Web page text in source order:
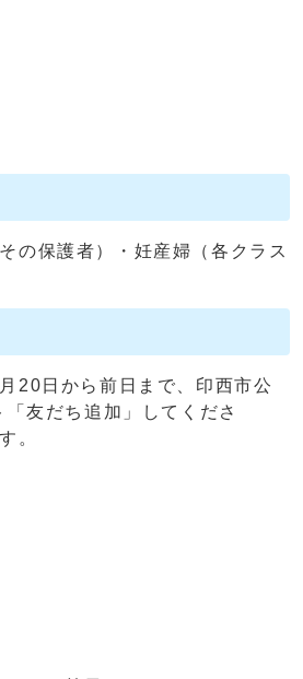
の保護者）・妊産婦（各クラス
20日から前日まで、印西市公
友だち追加」してくださ
。